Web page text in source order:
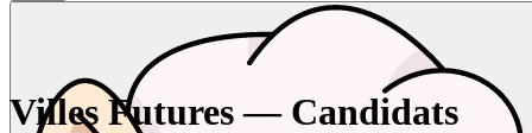
Villes Futures — Candidats